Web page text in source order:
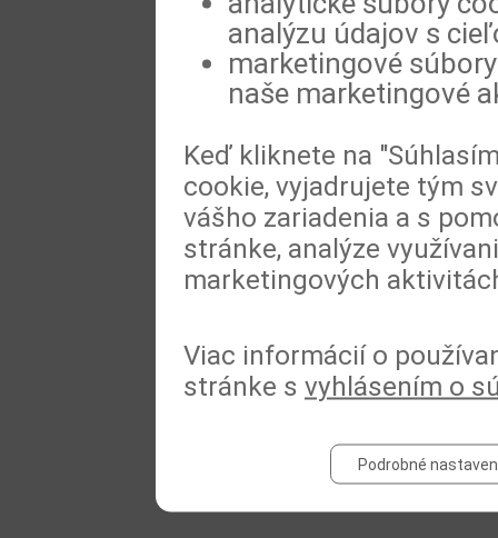
analýzu údajov s
marketingové
naše marketingové
Keď kliknete na
cookie, vyjadrujete tým
vášho zariadenia a s
stránke, analýze
marketingových
Viac informácií o
stránke s vyhlásením o
Podrobné